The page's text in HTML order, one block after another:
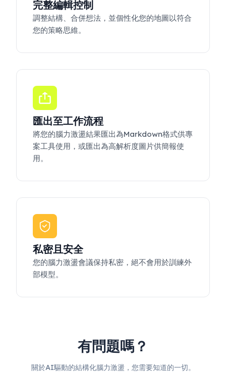
完整編輯控制
調整結構、合併想法，並個性化您的地圖以符合
您的策略思維。
匯出至工作流程
將您的腦力激盪結果匯出為Markdown格式供專
案工具使用，或匯出為高解析度圖片供簡報使
用。
私密且安全
您的腦力激盪會議保持私密，絕不會用於訓練外
部模型。
有問題嗎？
關於AI驅動的結構化腦力激盪，您需要知道的一切。